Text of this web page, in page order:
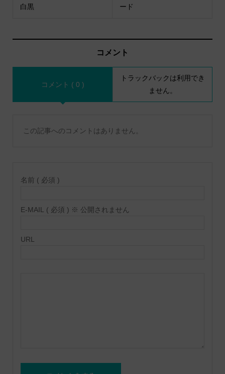
白黒
ード
コメント
コメント ( 0 )
トラックバックは利用でき
ません。
この記事へのコメントはありません。
名前 ( 必須 )
E-MAIL ( 必須 ) ※ 公開されません
URL